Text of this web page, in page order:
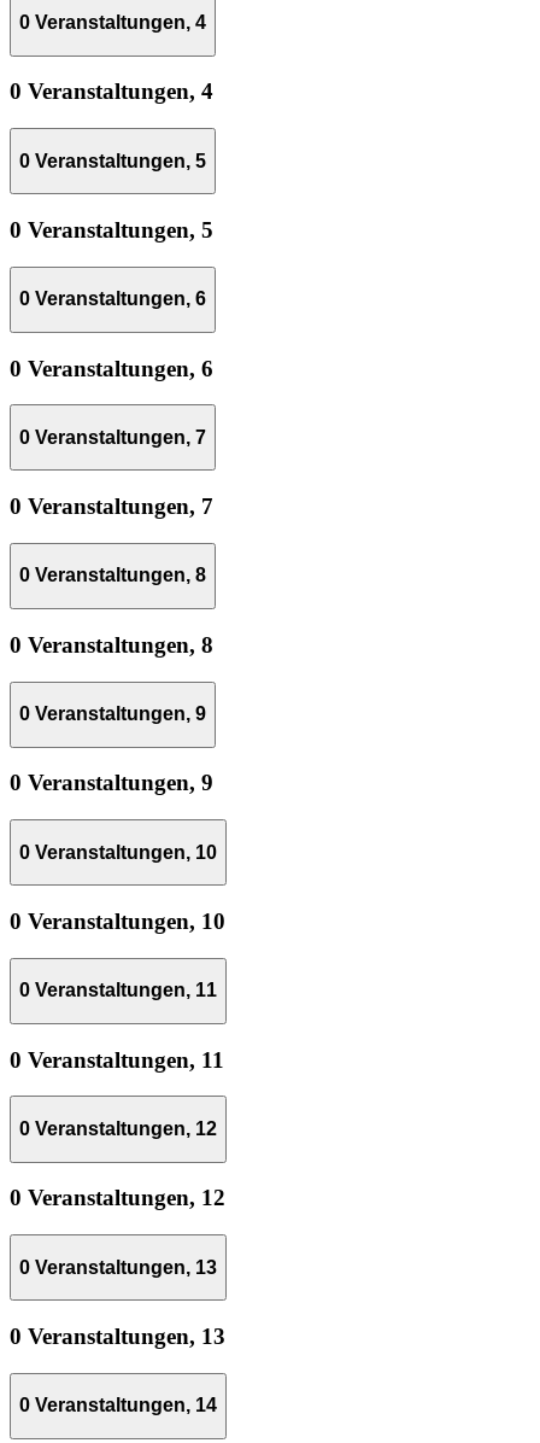
0 Veranstaltungen, 4
0 Veranstaltungen, 4
0 Veranstaltungen, 5
0 Veranstaltungen, 5
0 Veranstaltungen, 6
0 Veranstaltungen, 6
0 Veranstaltungen, 7
0 Veranstaltungen, 7
0 Veranstaltungen, 8
0 Veranstaltungen, 8
0 Veranstaltungen, 9
0 Veranstaltungen, 9
0 Veranstaltungen, 10
0 Veranstaltungen, 10
0 Veranstaltungen, 11
0 Veranstaltungen, 11
0 Veranstaltungen, 12
0 Veranstaltungen, 12
0 Veranstaltungen, 13
0 Veranstaltungen, 13
0 Veranstaltungen, 14